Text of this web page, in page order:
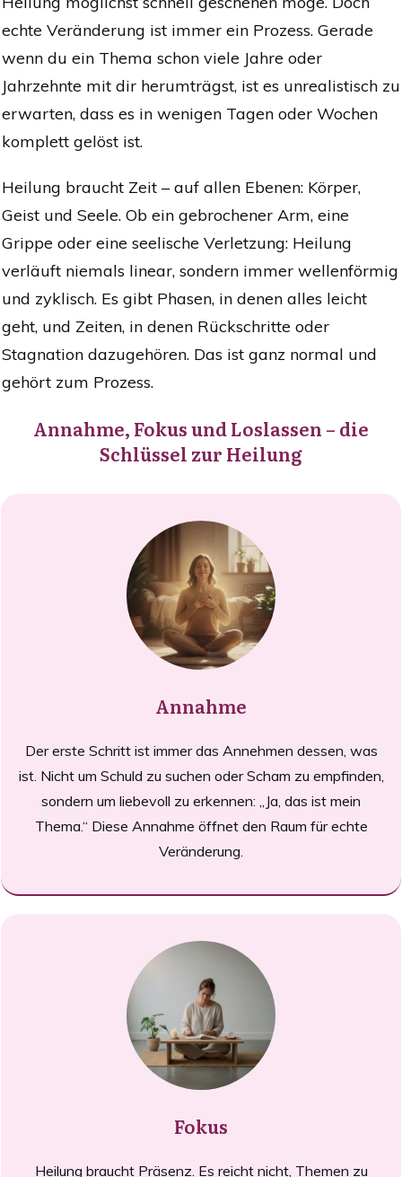
echte Veränderung ist immer ein Prozess. Gerade
wenn du ein Thema schon viele Jahre oder
Jahrzehnte mit dir herumträgst, ist es unrealistisch zu
erwarten, dass es in wenigen Tagen oder Wochen
komplett gelöst ist.
Heilung braucht Zeit – auf allen Ebenen: Körper,
Geist und Seele. Ob ein gebrochener Arm, eine
Grippe oder eine seelische Verletzung: Heilung
verläuft niemals linear, sondern immer wellenförmig
und zyklisch. Es gibt Phasen, in denen alles leicht
geht, und Zeiten, in denen Rückschritte oder
Stagnation dazugehören. Das ist ganz normal und
gehört zum Prozess.
Annahme, Fokus und Loslassen – die
Schlüssel zur Heilung
Annahme
Der erste Schritt ist immer das Annehmen dessen, was
ist. Nicht um Schuld zu suchen oder Scham zu empfinden,
sondern um liebevoll zu erkennen: „Ja, das ist mein
Thema.“ Diese Annahme öffnet den Raum für echte
Veränderung.
Fokus
Heilung braucht Präsenz. Es reicht nicht, Themen zu